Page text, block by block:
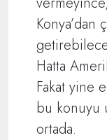
Hatta
Fakat yine
bu konuyu
ortada.